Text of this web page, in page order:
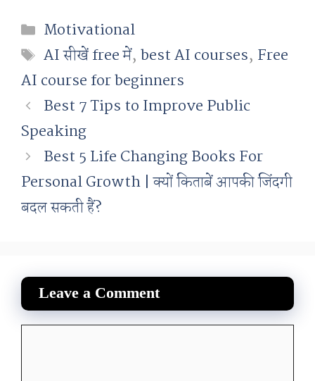
Categories
Motivational
Tags
AI सीखें free में, best AI courses, Free
AI course for beginners
Best 7 Tips to Improve Public
Speaking
Best 5 Life Changing Books For
Personal Growth | क्यों किताबें आपकी जिंदगी
बदल सकती हैं?
Leave a Comment